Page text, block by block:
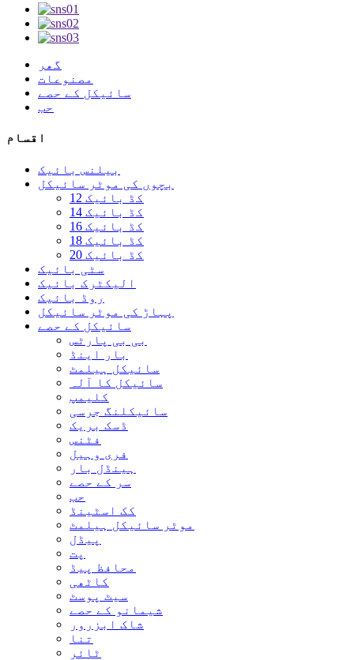
گھر
مصنوعات
سائیکل کے حصے
حب
اقسام
بیلنس بائیک
بچوں کی موٹر سائیکل
12 کڈ بائیک
14 کڈ بائیک
16 کڈ بائیک
18 کڈ بائیک
20 کڈ بائیک
سٹی بائیک
الیکٹرک بائیک
روڈ بائیک
پہاڑ کی موٹر سائیکل
سائیکل کے حصے
بی بی پارٹس
بار اینڈ
سائیکل ہیلمٹ
سائیکل کا آلہ
کلیمپ
سائیکلنگ جرسی
ڈسک بریک
فٹنس
فری وہیل
ہینڈل بار
سر کے حصے
حب
کک اسٹینڈ
موٹر سائیکل ہیلمٹ
پیڈل
پت
محافظ پیڈ
کاٹھی
سیٹ پوسٹ
شیمانو کے حصے
شاک ابزرور
تنا
ٹائر